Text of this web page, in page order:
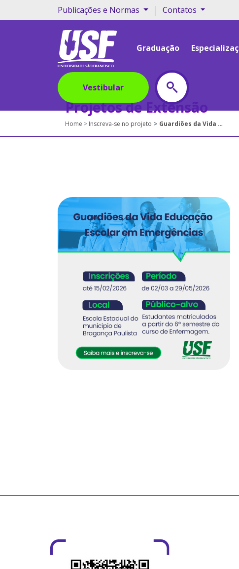
Publicações e Normas | Contatos
Graduação
Vestibular
Projetos de Extensão
Home Inscreva-se no projeto Guardiões da Vida Educação Escolar em Emergências